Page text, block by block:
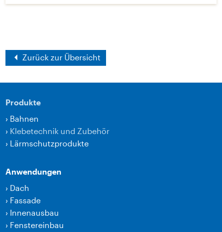
Zurück zur Übersicht
Produkte
› Bahnen
› Klebetechnik und Zubehör
› Lärmschutzprodukte
Anwendungen
› Dach
› Fassade
› Innenausbau
› Fenstereinbau